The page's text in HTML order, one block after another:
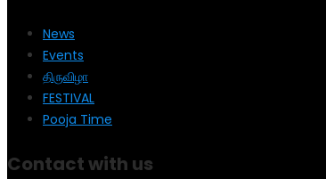
News
Events
திருவிழா
FESTIVAL
Pooja Time
Contact with us